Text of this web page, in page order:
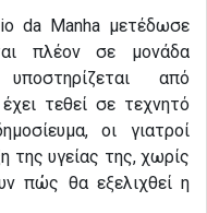
da Manha μετέδωσε
πλέον σε μονάδα
από
τεθεί σε τεχνητό
οι γιατροί
της υγείας της, χωρίς
πώς θα εξελιχθεί η